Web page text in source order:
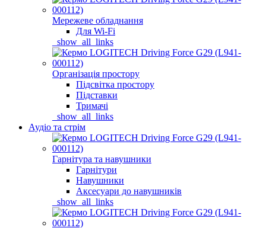
Мережеве обладнання
Для Wi-Fi
_show_all_links
Організація простору
Підсвітка простору
Підставки
Тримачі
_show_all_links
Аудіо та стрім
Гарнітура та навушники
Гарнітури
Навушники
Аксесуари до навушників
_show_all_links